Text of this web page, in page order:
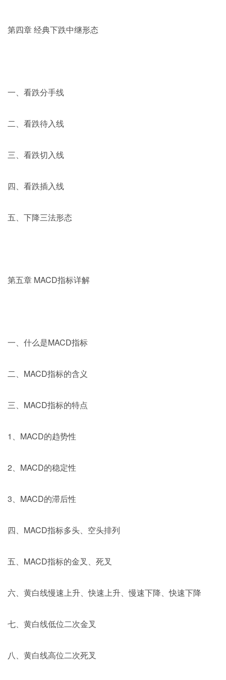
第四章 经典下跌中继形态
一、看跌分手线
二、看跌待入线
三、看跌切入线
四、看跌插入线
五、下降三法形态
第五章 MACD指标详解
一、什么是MACD指标
二、MACD指标的含义
三、MACD指标的特点
1、MACD的趋势性
2、MACD的稳定性
3、MACD的滞后性
四、MACD指标多头、空头排列
五、MACD指标的金叉、死叉
六、黄白线慢速上升、快速上升、慢速下降、快速下降
七、黄白线低位二次金叉
八、黄白线高位二次死叉